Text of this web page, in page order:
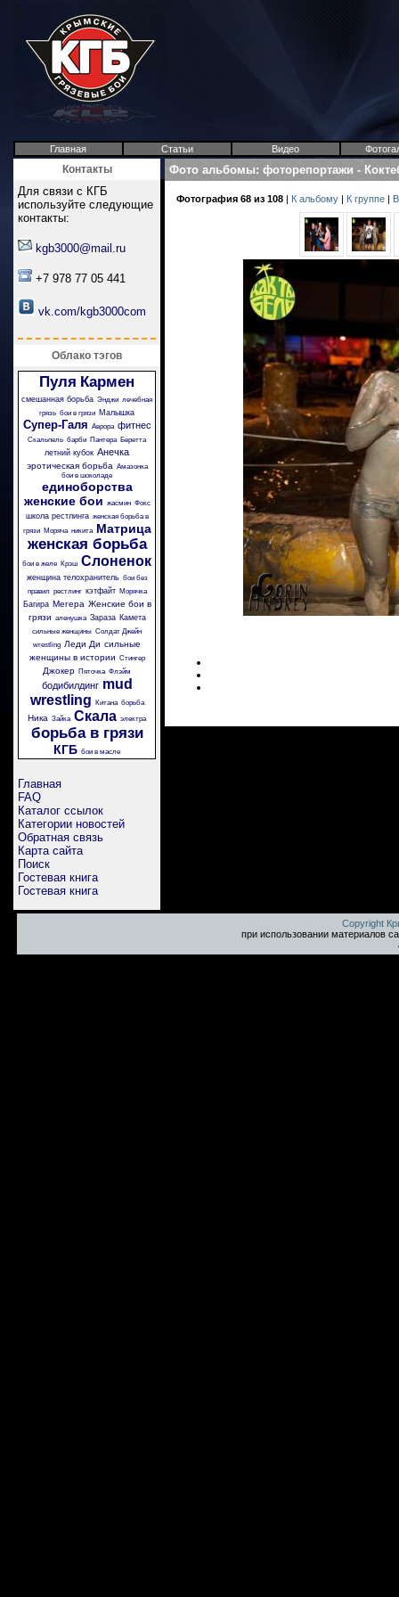
Главная Статьи Видео
Контакты
Для связи с КГБ
используйте следующие
контакты:
kgb3000@mail.ru
+7 978 77 05 441
vk.com/kgb3000com
Облако тэгов
Пуля Кармен
смешанная борьба Энджи лечебная
грязь бои в грязи Малышка
Супер-Галя Аврора фитнес
Скальпель барби Пантера Беретта
летний кубок Анечка
эротическая борьба Амазонка
бои в шоколаде
единоборства
женские бои жасмин Фокс
школа рестлинга женская борьба в
грязи
Моряча никита Матрица
женская борьба
бои в желе Крэш Слоненок
женщина телохранитель бои без
правил рестлинг кэтфайт Морячка
Багира Мегера Женские бои в
грязи аленушка Зараза Камета
сильные женщины Солдат Джейн
wrestling Леди Ди сильные
женщины в истории Стингер
Джокер Пяточка Флэйм
бодибилдинг mud
wrestling
Китана борьба
Ника Зайка Скала электра
борьба в грязи
КГБ бои в масле
Главная
FAQ
Каталог ссылок
Категории новостей
Обратная связь
Карта сайта
Поиск
Гостевая книга
Гостевая книга
Фото альбомы: фоторепортажи -
Фотография 68 из 108 | К альбому | К группе |
Copyright
при использовании материалов